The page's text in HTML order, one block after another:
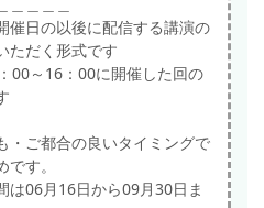
日の以後に配信する講演の
ただく形式です
00～16：00に開催した回の
・ご都合の良いタイミングで
す。
は06月16日から09月30日ま